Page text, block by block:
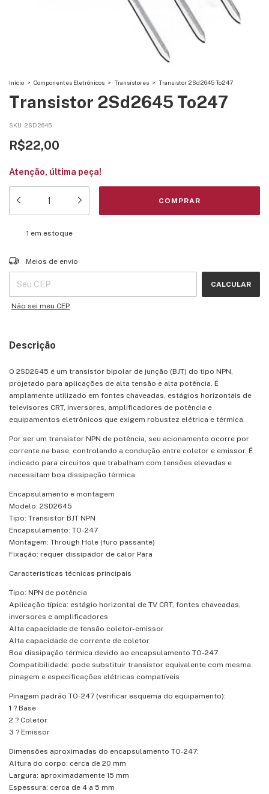
Início > Componentes Eletrônicos > Transistores > Transistor 2Sd2645 To247
Transistor 2Sd2645 To247
SKU: 2SD2645
R$22,00
Atenção, última peça!
1 em estoque
Entregas para o CEP:
Meios de envio
CALCULAR
Não sei meu CEP
Descrição
O 2SD2645 é um transistor bipolar de junção (BJT) do tipo NPN,
projetado para aplicações de alta tensão e alta potência. É
amplamente utilizado em fontes chaveadas, estágios horizontais de
televisores CRT, inversores, amplificadores de potência e
equipamentos eletrônicos que exigem robustez elétrica e térmica.
Por ser um transistor NPN de potência, seu acionamento ocorre por
corrente na base, controlando a condução entre coletor e emissor. É
indicado para circuitos que trabalham com tensões elevadas e
necessitam boa dissipação térmica.
Encapsulamento e montagem
Modelo: 2SD2645
Tipo: Transistor BJT NPN
Encapsulamento: TO-247
Montagem: Through Hole (furo passante)
Fixação: requer dissipador de calor Para
Características técnicas principais
Tipo: NPN de potência
Aplicação típica: estágio horizontal de TV CRT, fontes chaveadas,
inversores e amplificadores
Alta capacidade de tensão coletor-emissor
Alta capacidade de corrente de coletor
Boa dissipação térmica devido ao encapsulamento TO-247
Compatibilidade: pode substituir transistor equivalente com mesma
pinagem e especificações elétricas compatíveis
Pinagem padrão TO-247 (verificar esquema do equipamento):
1 ? Base
2 ? Coletor
3 ? Emissor
Dimensões aproximadas do encapsulamento TO-247:
Altura do corpo: cerca de 20 mm
Largura: aproximadamente 15 mm
Espessura: cerca de 4 a 5 mm